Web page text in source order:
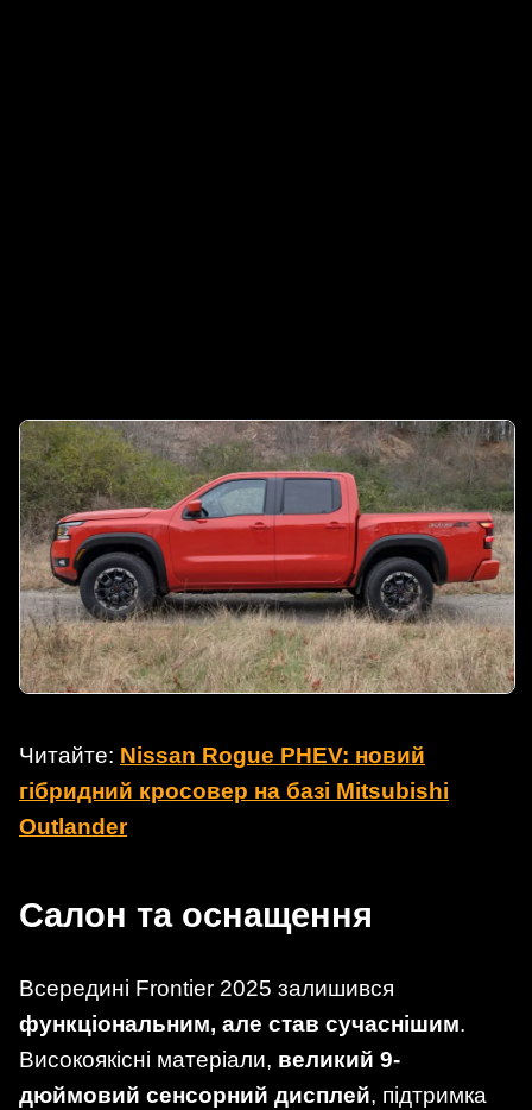
Читайте: Nissan Rogue PHEV: новий
гібридний кросовер на базі Mitsubishi
Outlander
Салон та оснащення
Всередині Frontier 2025 залишився
функціональним, але став сучаснішим.
Високоякісні матеріали, великий 9-
дюймовий сенсорний дисплей, підтримка